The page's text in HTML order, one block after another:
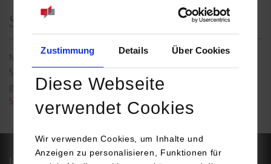
Zustimmung Details Über Cookies
Diese Webseite
verwendet Cookies
Wir verwenden Cookies, um Inhalte und
Anzeigen zu personalisieren, Funktionen für
Skriptenservice
Nutzen Sie zur Vervielfältigung von Skripten bitte den Skripten-
Service von Schwabenprint. Fragen zum Service beantwortet Ihnen
gerne Ihre Studierendenvertretung sowie die
Schwabenprint.